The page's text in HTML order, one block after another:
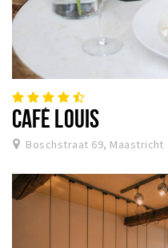
CAFÉ LOUIS
Boschstraat 69, Maastricht